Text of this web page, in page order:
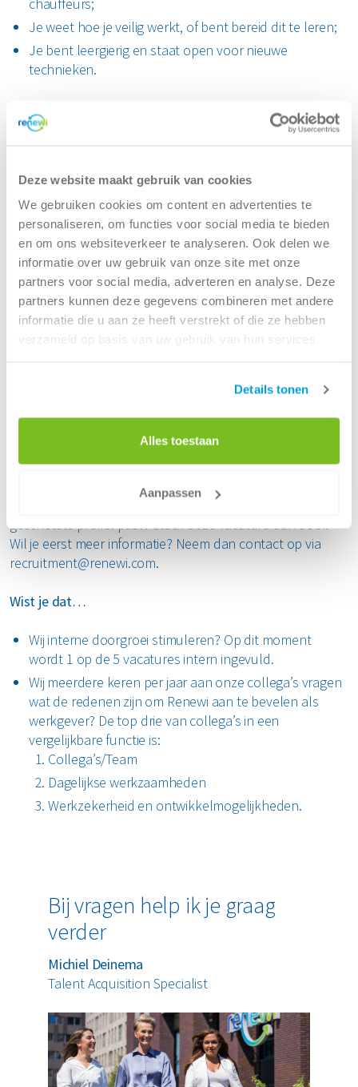
Deze website maakt gebruik van cookies
We gebruiken cookies om content en advertenties te
personaliseren, om functies voor social media te bieden
en om ons websiteverkeer te analyseren. Ook delen we
informatie over uw gebruik van onze site met onze
partners voor social media, adverteren en analyse. Deze
partners kunnen deze gegevens combineren met andere
informatie die u aan ze heeft verstrekt of die ze hebben
verzameld op basis van uw gebruik van hun services.
Details tonen
Alles toestaan
Aanpassen
Je weet hoe je veilig werkt, of bent bereid dit te leren;
Je bent leergierig en staat open voor nieuwe
technieken.
Alle overuren uitbetaald tegen 130%;
Uitbetaling altijd op de 20e van de maand;
Minimaal 24 vakantiedagen en 3,5 dag extra
vakantiedagen;
Modern materiaal om mee te werken;
Vrijheid en zelfstandigheid;
Ruimte voor opleidingen op kosten van Renewi;
Gratis warme dranken op Renewi locaties.
Reageer dan via de sollicitatiebutton. Past de geschetste
functie niet bij jou, maar ken je iemand die perfect in het
geschetste profiel past? Stuur deze vacature dan door.
Wil je eerst meer informatie? Neem dan contact op via
recruitment@renewi.com.
Wist je dat…
Wij interne doorgroei stimuleren? Op dit moment
wordt 1 op de 5 vacatures intern ingevuld.
Wij meerdere keren per jaar aan onze collega’s vragen
wat de redenen zijn om Renewi aan te bevelen als
werkgever? De top drie van collega’s in een
vergelijkbare functie is:
Collega’s/Team
Dagelijkse werkzaamheden
Werkzekerheid en ontwikkelmogelijkheden.
Bij vragen help ik je graag
verder
Michiel Deinema
Talent Acquisition Specialist